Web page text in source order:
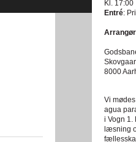
Kl. 17:00
Entré:
8000
Vi
agua
i Vogn
læsning